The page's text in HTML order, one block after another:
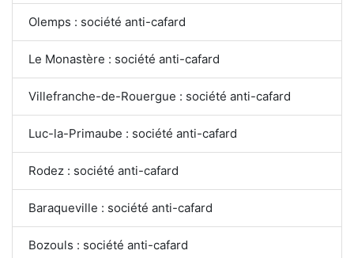
Olemps : société anti-cafard
Le Monastère : société anti-cafard
Villefranche-de-Rouergue : société anti-cafard
Luc-la-Primaube : société anti-cafard
Rodez : société anti-cafard
Baraqueville : société anti-cafard
Bozouls : société anti-cafard